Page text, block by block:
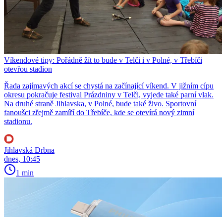
Víkendové tipy: Pořádně žít to bude v Telči i v Polné, v Třebíči
otevřou stadion
Řada zajímavých akcí se chystá na začínající víkend. V jižním cípu
okresu pokračuje festival Prázdniny v Telči, vyjede také parní vlak.
Na druhé straně Jihlavska, v Polné, bude také živo. Sportovní
fanoušci zřejmě zamíří do Třebíče, kde se otevírá nový zimní
stadionu.
Jihlavská Drbna
dnes, 10:45
1 min